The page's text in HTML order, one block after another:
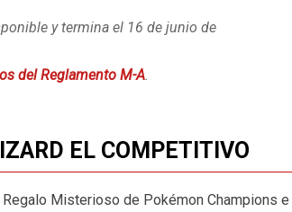
y termina el 16 de junio de
del Reglamento M-A.
EL COMPETITIVO
Misterioso de Pokémon Champions e